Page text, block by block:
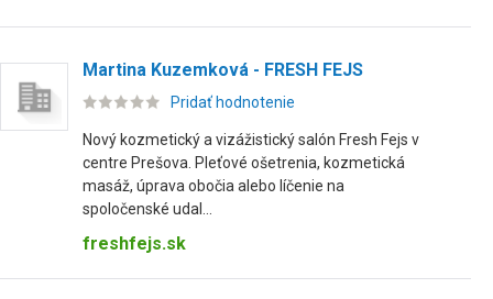
Martina Kuzemková - FRESH FEJS
Pridať hodnotenie
Nový kozmetický a vizážistický salón Fresh Fejs v
centre Prešova. Pleťové ošetrenia, kozmetická
masáž, úprava obočia alebo líčenie na
spoločenské udal...
freshfejs.sk